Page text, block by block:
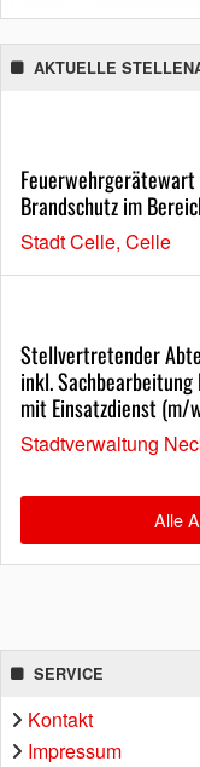
AKTUELLE
Brandschutz im
Stadt Celle, Celle
Stellvertretender
inkl. Sachbearbeitung
mit Einsatzdienst (m/
Stadtverwaltung
Alle
SERVICE
Kontakt
Impressum